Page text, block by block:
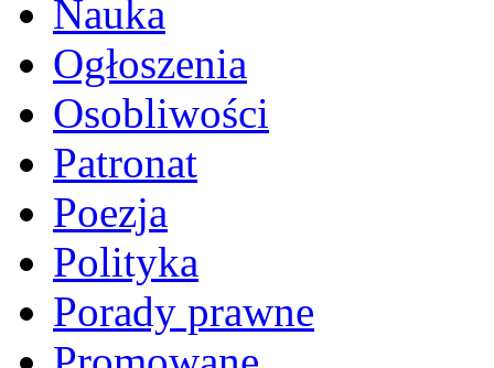
Nauka
Ogłoszenia
Osobliwości
Patronat
Poezja
Polityka
Porady prawne